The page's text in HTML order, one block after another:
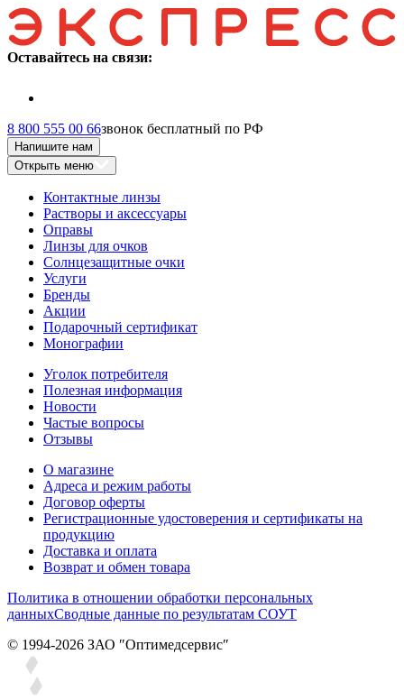
Оставайтесь на связи:
8 800 555 00 66звонок бесплатный по РФ
Напишите нам
Открыть меню
Контактные линзы
Растворы и аксессуары
Оправы
Линзы для очков
Солнцезащитные очки
Услуги
Бренды
Акции
Подарочный сертификат
Монографии
Уголок потребителя
Полезная информация
Новости
Частые вопросы
Отзывы
О магазине
Адреса и режим работы
Договор оферты
Регистрационные удостоверения и сертификаты на
продукцию
Доставка и оплата
Возврат и обмен товара
Политика в отношении обработки персональных
данныхСводные данные по результатам СОУТ
© 1994-2026 ЗАО ″Оптимедсервис″